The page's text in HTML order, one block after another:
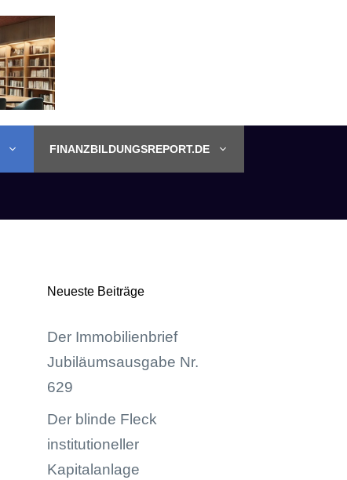
FINANZBILDUNGSREPORT.DE
Neueste Beiträge
Der Immobilienbrief
Jubiläumsausgabe Nr.
629
Der blinde Fleck
institutioneller
Kapitalanlage